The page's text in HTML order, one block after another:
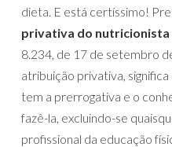
dieta. E está certíssimo!
privativa do nutricionista
8.234, de 17 de setembro
atribuição privativa,
tem a prerrogativa e o
fazê-la, excluindo-se
profissional da educação